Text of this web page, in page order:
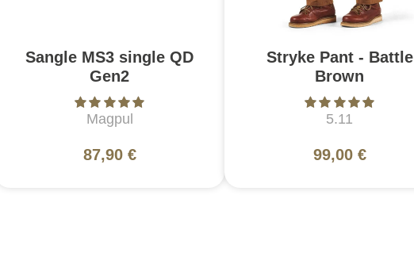
Sangle MS3 single QD
Gen2
Magpul
87,90 €
Stryke Pant - Battle
Brown
5.11
99,00 €